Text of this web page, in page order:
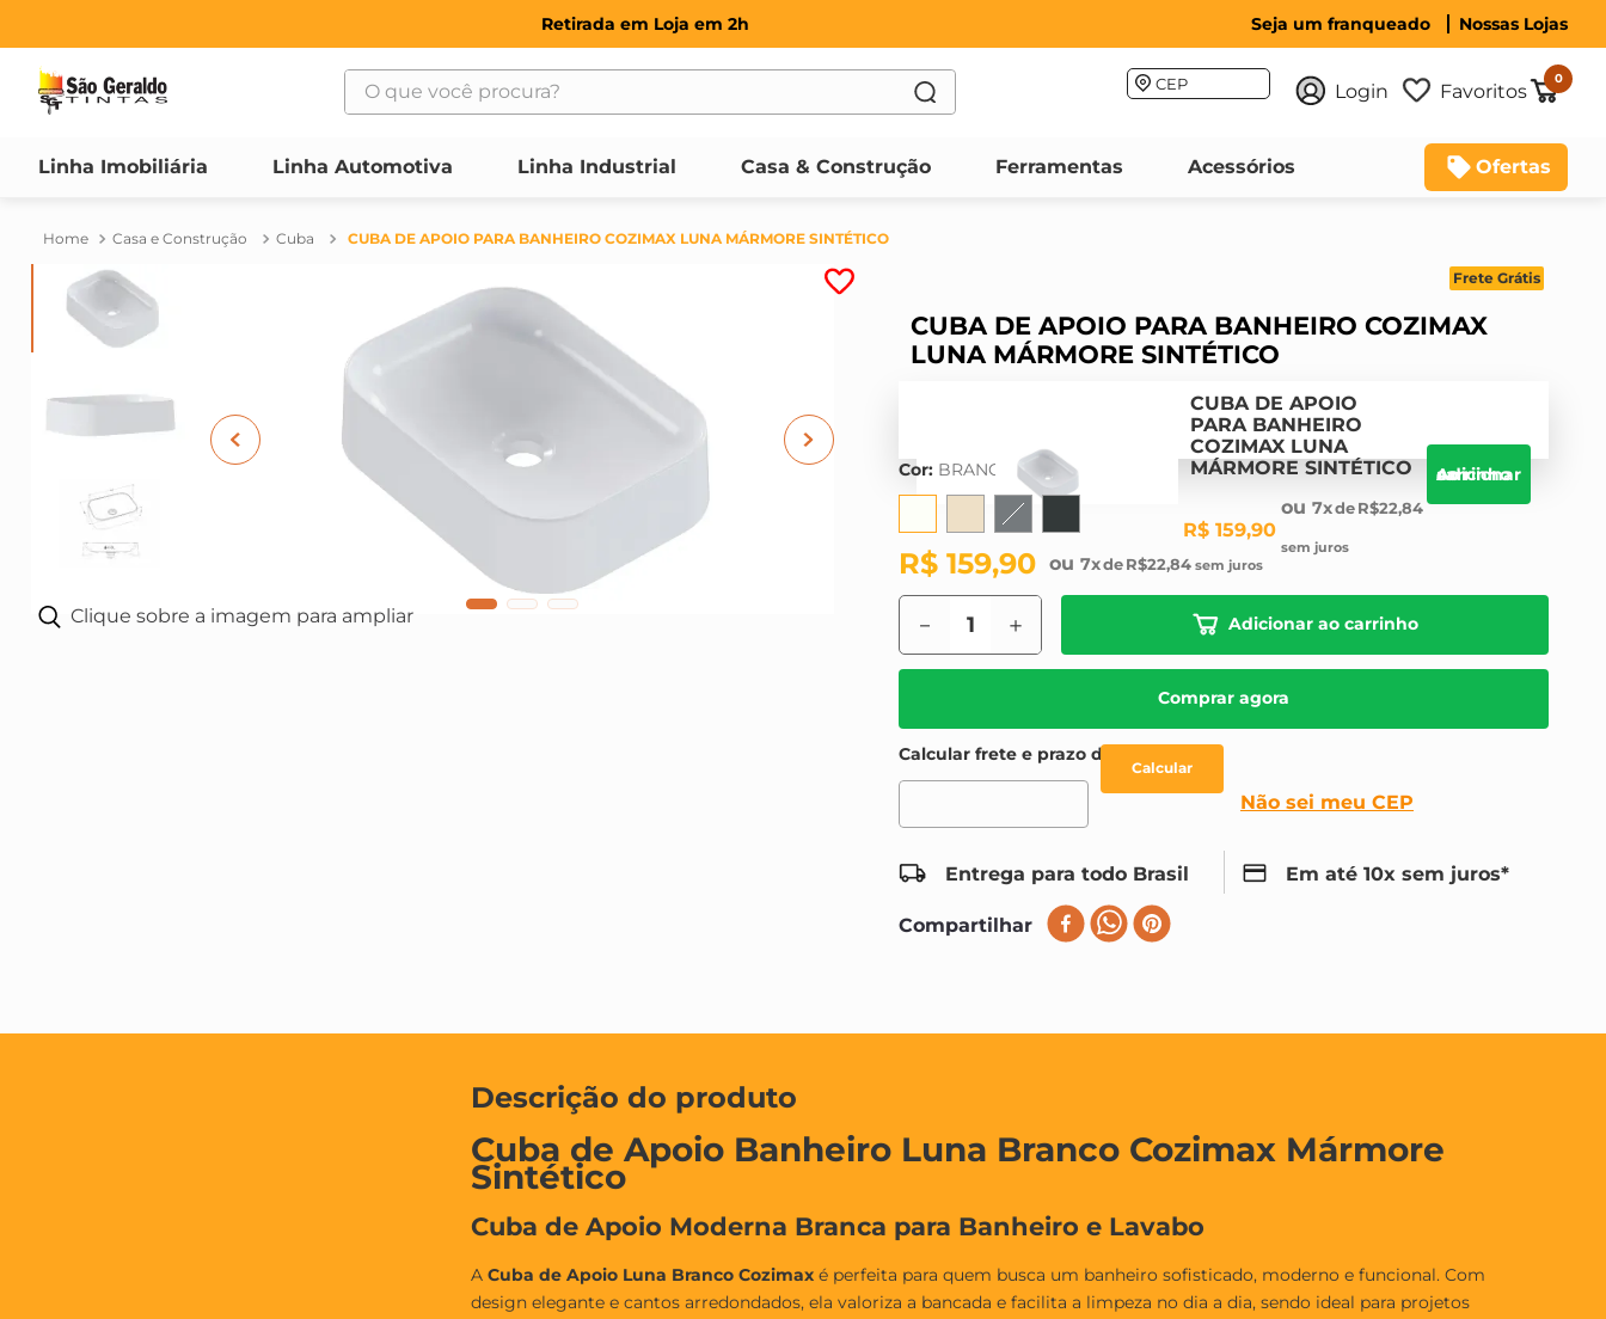
Retirada em Loja em 2h Seja um franqueado Nossas Lojas
O que você procura? CEP Login Favoritos
0
Linha Imobiliária Linha Automotiva Linha Industrial Casa & Construção Ferramentas Acessórios Ofertas
Casa e Construção Cuba CUBA DE APOIO PARA BANHEIRO COZIMAX LUNA MÁRMORE SINTÉTICO
Clique sobre a imagem para ampliar
Frete Grátis
CUBA DE APOIO PARA BANHEIRO COZIMAX
LUNA MÁRMORE SINTÉTICO
CUBA DE APOIO
PARA BANHEIRO
COZIMAX LUNA
MÁRMORE SINTÉTICO
R$ 159,90
7 R$22,84
Adicionar ao carrinho
Cor: BRANCO
R$ 159,90 7 R$22,84
＋
－ Adicionar ao carrinho
Comprar agora
Não sei meu CEP
Entrega para todo Brasil Em até 10x sem juros*
Compartilhar
Descrição do produto
Cuba de Apoio Banheiro Luna Branco Cozimax Mármore
Sintético
Cuba de Apoio Moderna Branca para Banheiro e Lavabo
A Cuba de Apoio Luna Branco Cozimax é perfeita para quem busca um banheiro sofisticado, moderno e funcional. Com
design elegante e cantos arredondados, ela valoriza a bancada e facilita a limpeza no dia a dia, sendo ideal para projetos
1º
suvinil
º
6
8º
fundo preparador
tinta acrilica